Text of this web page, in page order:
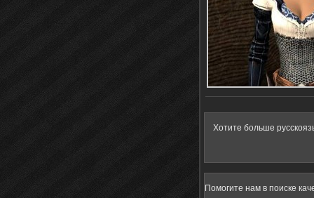
Хотите больше
Помогите нам в поиске